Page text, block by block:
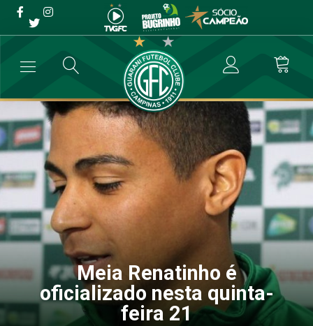
Meia Renatinho é
oficializado nesta quinta-
feira 21
→ Futebol Profissional → Meia Renatinho é oficializado nesta
Meia Renatinho é
oficializado nesta quinta-
feira 21